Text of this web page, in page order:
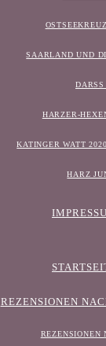
SAARLAND UND
DARSS
HARZER-
KATINGER WATT
HARZ
REZENSIONEN
REZENSIONEN